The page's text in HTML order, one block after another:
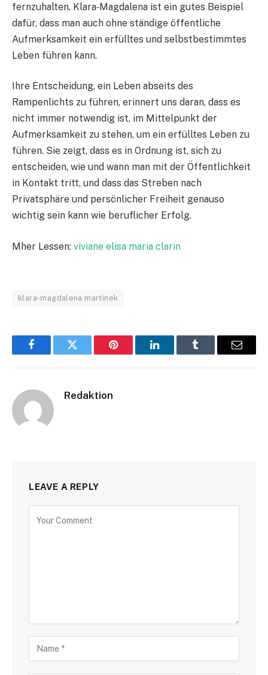
fernzuhalten. Klara‑Magdalena ist ein gutes Beispiel
dafür, dass man auch ohne ständige öffentliche
Aufmerksamkeit ein erfülltes und selbstbestimmtes
Leben führen kann.
Ihre Entscheidung, ein Leben abseits des
Rampenlichts zu führen, erinnert uns daran, dass es
nicht immer notwendig ist, im Mittelpunkt der
Aufmerksamkeit zu stehen, um ein erfülltes Leben zu
führen. Sie zeigt, dass es in Ordnung ist, sich zu
entscheiden, wie und wann man mit der Öffentlichkeit
in Kontakt tritt, und dass das Streben nach
Privatsphäre und persönlicher Freiheit genauso
wichtig sein kann wie beruflicher Erfolg.
Mher Lessen: viviane elisa maria clarin
klara-magdalena martinek
FacebookTwitter Pinterest LinkedInTumblr Email
Redaktion
LEAVE A REPLY